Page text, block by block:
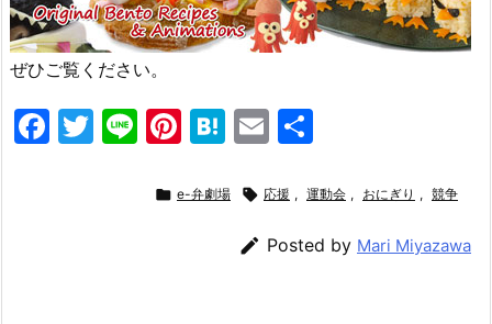
ぜひご覧ください。
F
T
Li
e
Pi
er
H
e
a
E
ai
l
 e-弁劇場  応援 , 運動会 , おにぎり , 競争
 Posted by Mari Miyazawa